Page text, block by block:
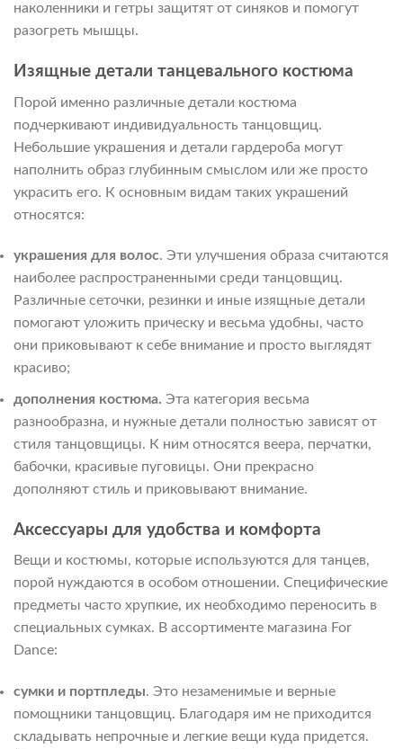
наколенники и гетры защитят от синяков и помогут
разогреть мышцы.
Изящные детали танцевального костюма
Порой именно различные детали костюма
подчеркивают индивидуальность танцовщиц.
Небольшие украшения и детали гардероба могут
наполнить образ глубинным смыслом или же просто
украсить его. К основным видам таких украшений
относятся:
украшения для волос. Эти улучшения образа считаются
наиболее распространенными среди танцовщиц.
Различные сеточки, резинки и иные изящные детали
помогают уложить прическу и весьма удобны, часто
они приковывают к себе внимание и просто выглядят
красиво;
дополнения костюма. Эта категория весьма
разнообразна, и нужные детали полностью зависят от
стиля танцовщицы. К ним относятся веера, перчатки,
бабочки, красивые пуговицы. Они прекрасно
дополняют стиль и приковывают внимание.
Аксессуары для удобства и комфорта
Вещи и костюмы, которые используются для танцев,
порой нуждаются в особом отношении. Специфические
предметы часто хрупкие, их необходимо переносить в
специальных сумках. В ассортименте магазина For
Dance:
сумки и портпледы. Это незаменимые и верные
помощники танцовщиц. Благодаря им не приходится
складывать непрочные и легкие вещи куда придется.